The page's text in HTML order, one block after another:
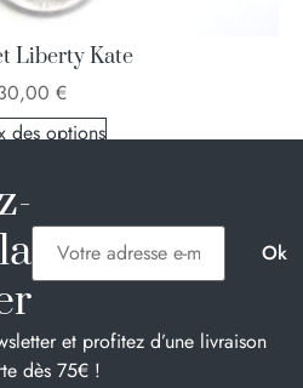
Liberty Kate
€
des options
et profitez d’une livraison
dès 75€ !